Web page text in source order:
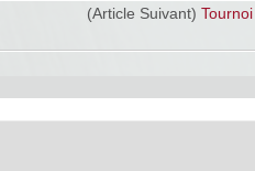
(Article Suivant)